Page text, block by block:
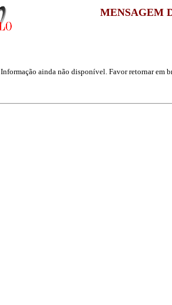
MENSAGEM
Informação ainda não disponível. Favor retornar em